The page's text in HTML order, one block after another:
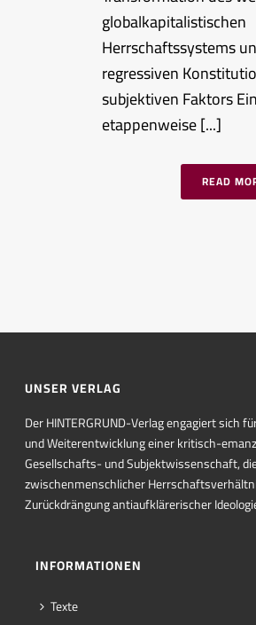
globalkapitalistischen
Herrschaftssystems
regressiven
subjektiven Faktors
etappenweise [...]
READ
UNSER VERLAG
Der HINTERGRUND-Verlag engagiert sich
und Weiterentwicklung einer kritisch-
Gesellschafts- und Subjektwissenschaft,
zwischenmenschlicher
Zurückdrängung antiaufklärerischer
INFORMATIONEN
Texte